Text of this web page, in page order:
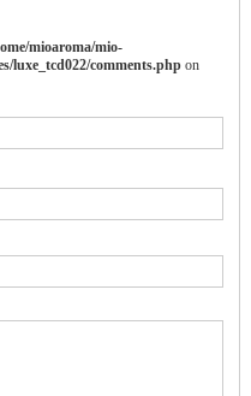
mioaroma/mio-
luxe_tcd022/comments.phpon